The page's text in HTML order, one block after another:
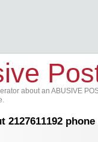
about an ABUSIVE
2127611192